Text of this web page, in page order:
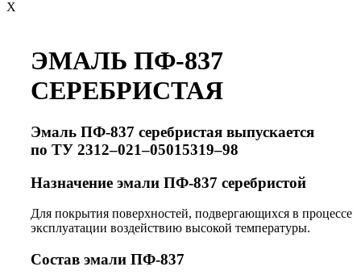
X
ЭМАЛЬ ПФ-837
СЕРЕБРИСТАЯ
Эмаль ПФ-837 серебристая выпускается
по ТУ 2312–021–05015319–98
Назначение эмали ПФ-837 серебристой
Для покрытия поверхностей, подвергающихся в процессе
эксплуатации воздействию высокой температуры.
Состав эмали ПФ-837